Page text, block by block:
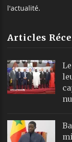
l'actualité.
Articles